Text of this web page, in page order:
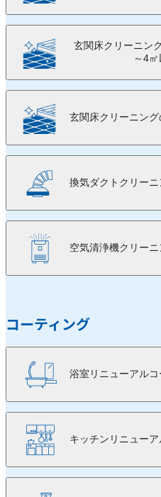
玄関床クリーニン
～4㎡
玄関床クリーニング
換気ダクトクリーニ
空気清浄機クリー
コーティング
浴室リニューアル
キッチンリニュー